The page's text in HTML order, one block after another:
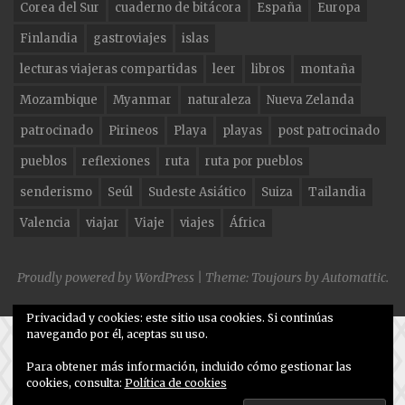
o
k
Corea del Sur
cuaderno de bitácora España
Europa
Finlandia
gastroviajes
islas
lecturas viajeras compartidas
leer libros
montaña
Mozambique
Myanmar naturaleza
Nueva Zelanda
patrocinado
Pirineos Playa playas
post patrocinado
pueblos
reflexiones ruta
ruta por pueblos
senderismo
Seúl Sudeste Asiático Suiza
Tailandia
Valencia
viajar Viaje viajes África
Proudly powered by WordPress Theme: Toujours byAutomattic.
Privacidad y cookies: este sitio usa cookies. Si continúas
navegando por él, aceptas su uso.
Para obtener más información, incluido cómo gestionar las
cookies, consulta: Política de cookies